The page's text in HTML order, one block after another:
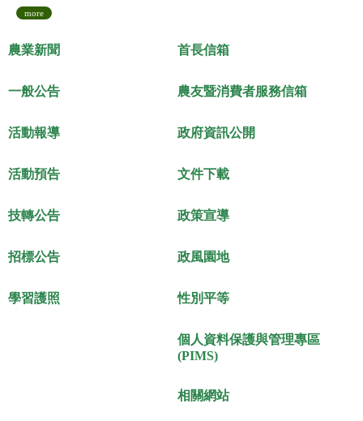
more
農業新聞
一般公告
活動報導
活動預告
技轉公告
招標公告
學習護照
首長信箱
農友暨消費者服務信箱
政府資訊公開
文件下載
政策宣導
政風園地
性別平等
個人資料保護與管理專區
(PIMS)
相關網站